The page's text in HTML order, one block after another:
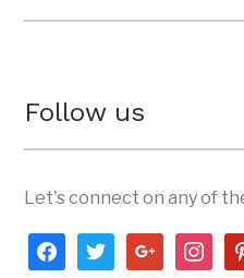
Follow us
Let's connect on any of
facebooktwittergoogle